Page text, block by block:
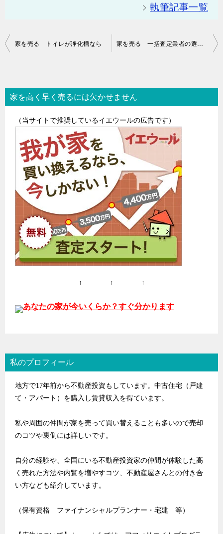
執筆記事一覧
投
ビ
家を売る トイレが浄化槽なら 家を売る 一括査定業者の選び方
家を高く早く売るには欠かせません
（当サイトで推奨しているイエウールの広告です）
↑ ↑ ↑
あなたの家が今いくらか？すぐ分かります
私のプロフィール
地方で17年前から不動産投資もしています。中古住宅（戸建
て・アパート）を購入し賃貸収入を得ています。
私や周囲の仲間が家を売って買い替えることも多いので売却
のコツや裏側には詳しいです。
自分の経験や、全国にいる不動産投資家の仲間が体験した高
く売れた方法や内覧を増やすコツ、不動産屋さんとの付き合
い方なども紹介しています。
（保有資格 ファイナンシャルプランナー・宅建 等）